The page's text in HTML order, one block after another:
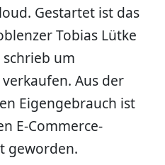
Gestartet ist das
Tobias Lütke
um
Aus der
Eigengebrauch ist
E-Commerce-
geworden.